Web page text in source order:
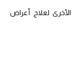
الأخرى لعلاج أعراض